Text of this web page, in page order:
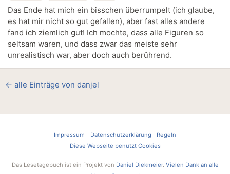
Das Ende hat mich ein bisschen überrumpelt (ich glaube,
es hat mir nicht so gut gefallen), aber fast alles andere
fand ich ziemlich gut! Ich mochte, dass alle Figuren so
seltsam waren, und dass zwar das meiste sehr
unrealistisch war, aber doch auch berührend.
← alle Einträge von danjel
Impressum Datenschutzerklärung
Regeln
Diese Webseite benutzt Cookies
Das Lesetagebuch ist ein Projekt von Daniel Diekmeier. Vielen Dank an alle